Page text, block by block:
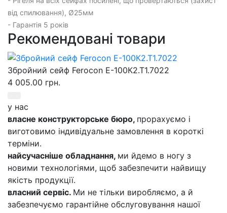
від спилювання), Ø25мм
- Гарантія 5 років
Рекомендовані товари
Збройний сейф Ferocon Е-100К2.Т1.7022
4 005.00 грн.
у нас
власне конструкторське бюро, прорахуємо і
виготовимо індивідуальне замовлення в короткі
терміни.
найсучасніше обладнання, ми йдемо в ногу з
новими технологіями, щоб забезпечити найвищу
якість продукції.
власний сервіс. Ми не тільки виробляємо, а й
забезпечуємо гарантійне обслуговування нашої